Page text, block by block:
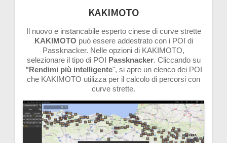
KAKIMOTO
Il nuovo e instancabile esperto cinese di curve strette
KAKIMOTO può essere addestrato con i POI di
Passknacker. Nelle opzioni di KAKIMOTO,
selezionare il tipo di POI Passknacker. Cliccando su
"Rendimi più intelligente", si apre un elenco dei POI
che KAKIMOTO utilizza per il calcolo di percorsi con
curve strette.